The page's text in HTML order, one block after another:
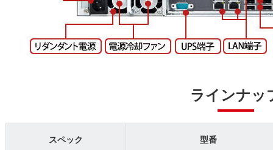
ラインナッ
スペック 型番